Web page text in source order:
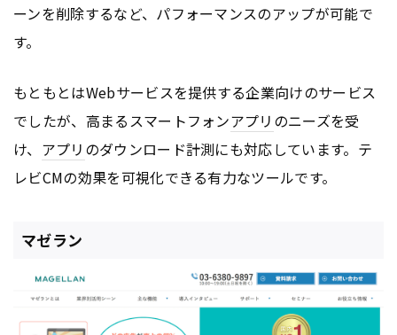
ーンを削除するなど、パフォーマンスのアップが可能で
す。
もともとはWebサービスを提供する企業向けのサービス
でしたが、高まるスマートフォンアプリ のニーズを受
け、 アプリ のダウンロード計測にも対応しています。テ
レビCMの効果を可視化できる有力なツールです。
マゼラン